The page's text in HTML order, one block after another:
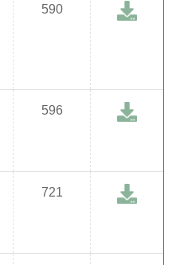
590
596
721